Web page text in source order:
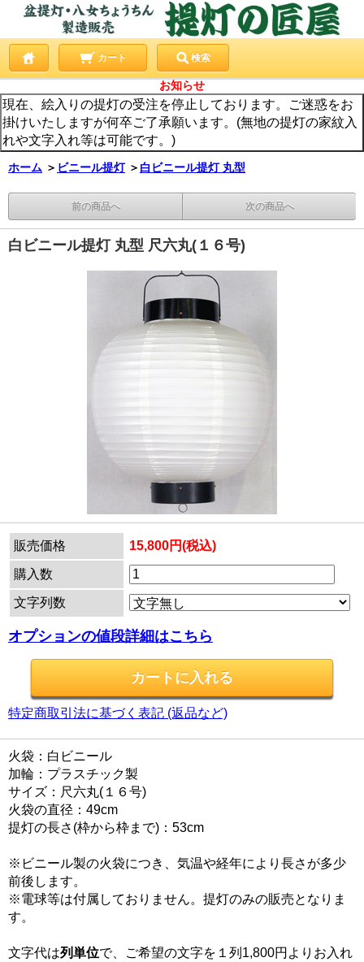
カート 検索
お知らせ
現在、絵入りの提灯の受注を停止しております。ご迷惑をお
掛けいたしますが何卒ご了承願います。(無地の提灯の家紋入
れや文字入れ等は可能です。)
ホーム ＞ ビニール提灯 ＞ 白ビニール提灯 丸型
前の商品へ 次の商品へ
白ビニール提灯 丸型 尺六丸(１６号)
販売価格 15,800円(税込)
購入数
文字列数
オプションの値段詳細はこちら
特定商取引法に基づく表記 (返品など)
火袋：白ビニール
加輪：プラスチック製
サイズ：尺六丸(１６号)
火袋の直径：49cm
提灯の長さ(枠から枠まで)：53cm
※ビニール製の火袋につき、気温や経年により長さが多少
前後します。
※電球等は付属しておりません。提灯のみの販売となりま
す。
文字代は列単位で、ご希望の文字を１列1,800円よりお入れ